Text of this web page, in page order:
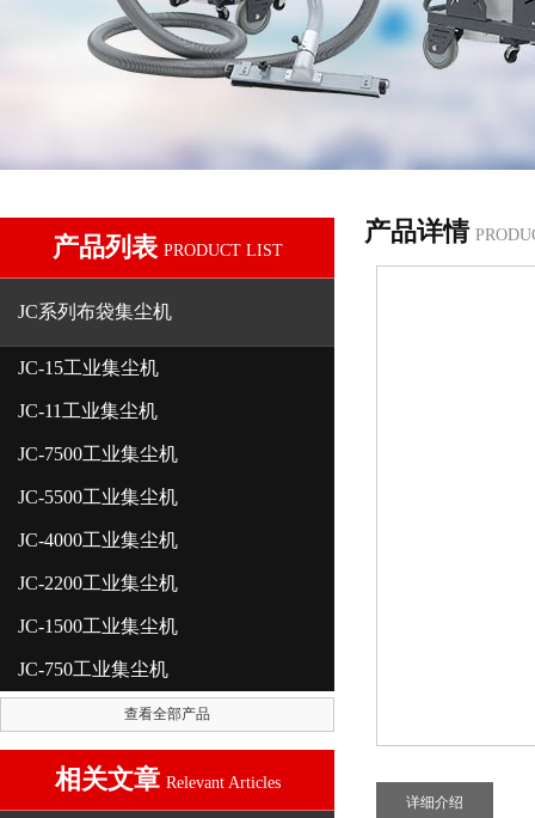
产品列表 PRODUCT LIST
JC系列布袋集尘机
JC-15工业集尘机
JC-11工业集尘机
JC-7500工业集尘机
JC-5500工业集尘机
JC-4000工业集尘机
JC-2200工业集尘机
JC-1500工业集尘机
JC-750工业集尘机
查看全部产品
相关文章 Relevant Articles
产品详情
详细介绍